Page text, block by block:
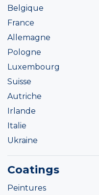
Belgique
France
Allemagne
Pologne
Luxembourg
Suisse
Autriche
Irlande
Italie
Ukraine
Coatings
Peintures